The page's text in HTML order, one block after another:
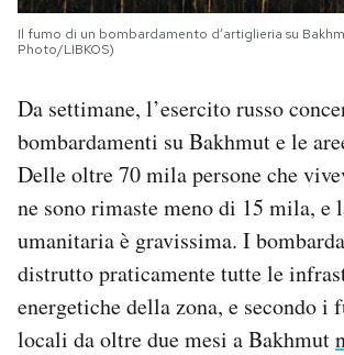
Il fumo di un bombardamento d’artiglieria su
Photo/LIBKOS)
Da settimane, l’esercito russo
bombardamenti su Bakhmut e le
Delle oltre 70 mila persone che
ne sono rimaste meno di 15 mila, e
umanitaria è gravissima. I
distrutto praticamente tutte le
energetiche della zona, e secondo i
locali da oltre due mesi a Bakhmut